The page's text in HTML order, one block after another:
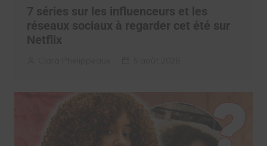
7 séries sur les influenceurs et les
réseaux sociaux à regarder cet été sur
Netflix